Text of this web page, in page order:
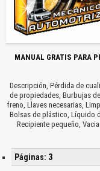
MANUAL GRATIS PARA
Descripción, Pérdida de
de propiedades, Burbujas
freno, Llaves necesarias,
Bolsas de plástico, Líquido
Recipiente pequeño,
Páginas: 3